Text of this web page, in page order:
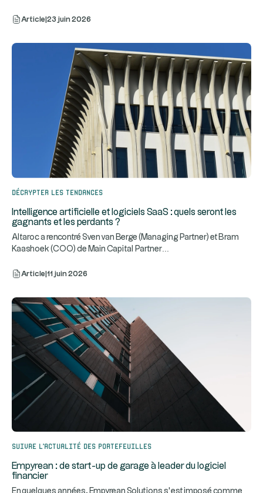
Article 23 juin 2026
Décrypter les tendances
Intelligence artificielle et logiciels SaaS : quels seront les
gagnants et les perdants ?
Altaroc a rencontré Sven van Berge (Managing Partner) et Bram
Kaashoek (COO) de Main Capital Partner
Article 11 juin 2026
Suivre l’actualité des portefeuilles
Empyrean : de start-up de garage à leader du logiciel
financier